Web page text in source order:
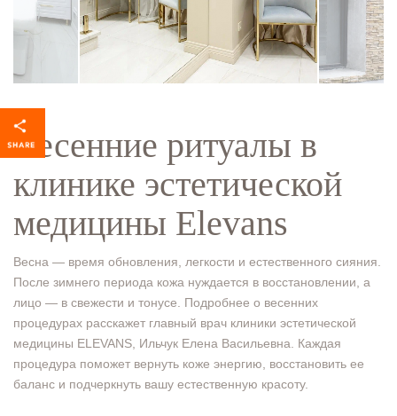
Весенние ритуалы в
клинике эстетической
медицины Elevans
Весна — время обновления, легкости и естественного сияния.
После зимнего периода кожа нуждается в восстановлении, а
лицо — в свежести и тонусе. Подробнее о весенних
процедурах расскажет главный врач клиники эстетической
медицины ELEVANS, Ильчук Елена Васильевна. Каждая
процедура поможет вернуть коже энергию, восстановить ее
баланс и подчеркнуть вашу естественную красоту.